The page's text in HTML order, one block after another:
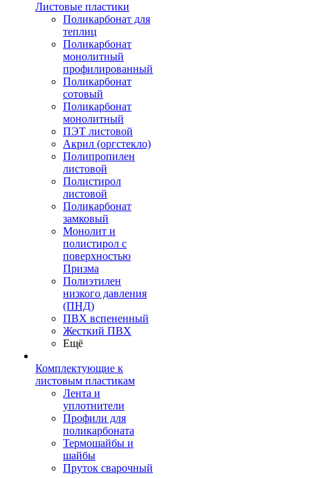
Листовые пластики
Поликарбонат для
теплиц
Поликарбонат
монолитный
профилированный
Поликарбонат
сотовый
Поликарбонат
монолитный
ПЭТ листовой
Акрил (оргстекло)
Полипропилен
листовой
Полистирол
листовой
Поликарбонат
замковый
Монолит и
полистирол с
поверхностью
Призма
Полиэтилен
низкого давления
(ПНД)
ПВХ вспененный
Жесткий ПВХ
Ещё
Комплектующие к
листовым пластикам
Лента и
уплотнители
Профили для
поликарбоната
Термошайбы и
шайбы
Пруток сварочный